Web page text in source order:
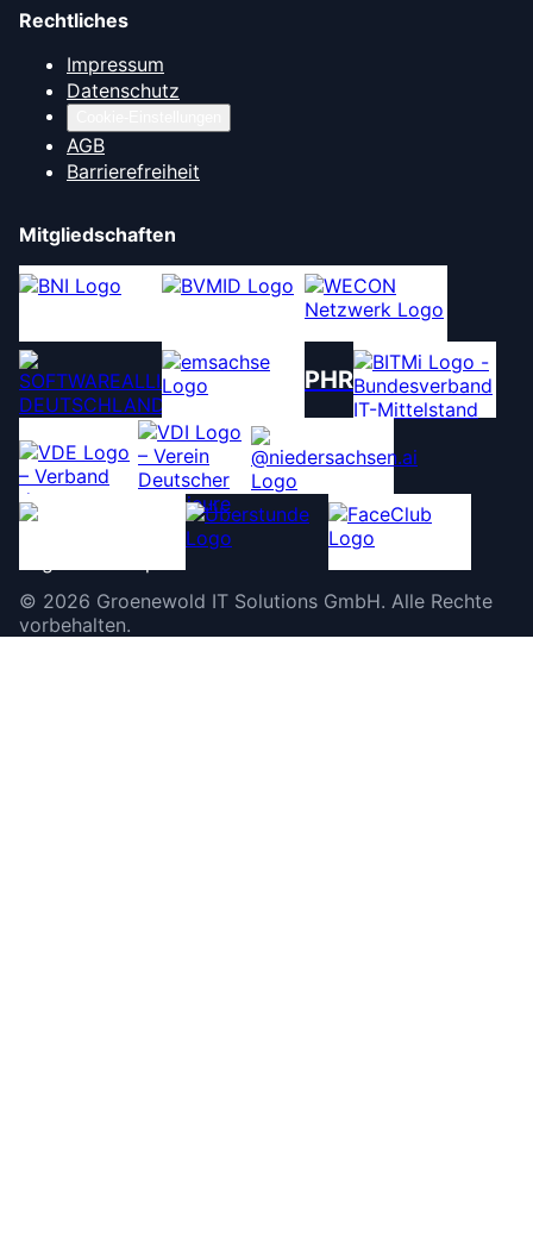
Rechtliches
Impressum
Datenschutz
AGB
Barrierefreiheit
Mitgliedschaften
PHR
© 2026 Groenewold IT Solutions GmbH. Alle Rechte
vorbehalten.